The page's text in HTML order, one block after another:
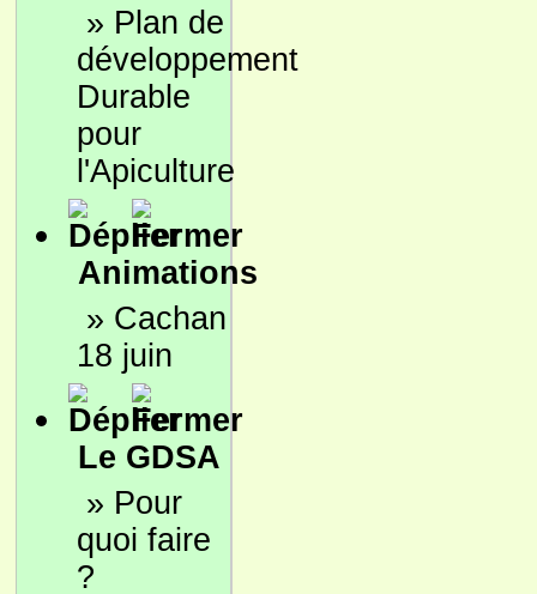
» Plan de
développement
Durable
pour
l'Apiculture
Animations
» Cachan
18 juin
Le GDSA
» Pour
quoi faire
?